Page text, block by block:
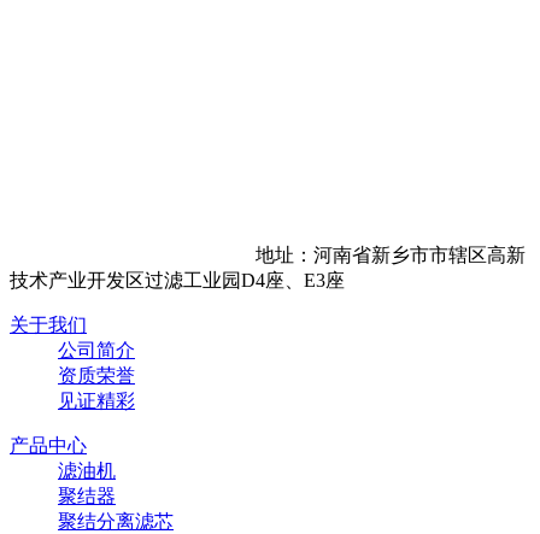
地址：河南省新乡市市辖区高新
技术产业开发区过滤工业园D4座、E3座
关于我们
公司简介
资质荣誉
见证精彩
产品中心
滤油机
聚结器
聚结分离滤芯